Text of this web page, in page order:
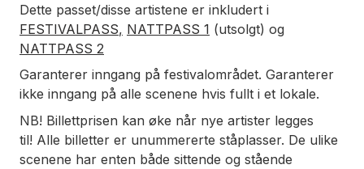
Dette passet/disse artistene er inkludert i
FESTIVALPASS, NATTPASS 1 (utsolgt) og
NATTPASS 2
Garanterer inngang på festivalområdet. Garanterer
ikke inngang på alle scenene hvis fullt i et lokale.
NB! Billettprisen kan øke når nye artister legges
til! Alle billetter er unummererte ståplasser. De ulike
scenene har enten både sittende og stående